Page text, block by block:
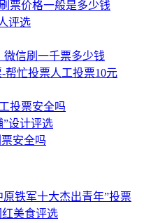
票价格一般是多少钱
评选
微信刷一千票多少钱
帮忙投票人工投票10元
投票安全吗
”设计评选
安全吗
铁军十大杰出青年”投票
红美食评选